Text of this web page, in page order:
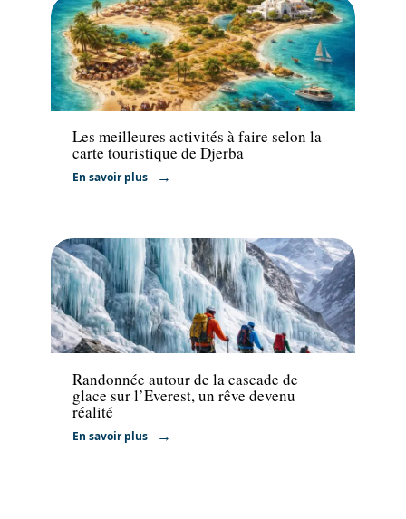
Transport
Les meilleures activités à faire selon la
carte touristique de Djerba
En savoir plus
Activités
Randonnée autour de la cascade de
glace sur l’Everest, un rêve devenu
réalité
En savoir plus